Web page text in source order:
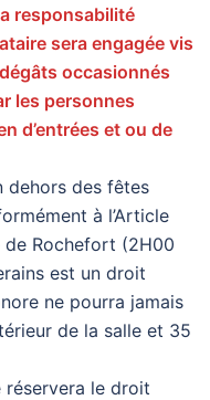
responsabilité
sera engagée vis
occasionnés
les personnes
d’entrées et ou de
dehors des fêtes
à l’Article
Rochefort (2H00
est un droit
ne pourra jamais
de la salle et 35
réservera le droit